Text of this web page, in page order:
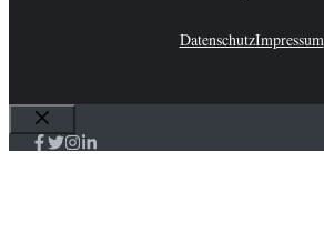
DatenschutzImpressum
Schließen